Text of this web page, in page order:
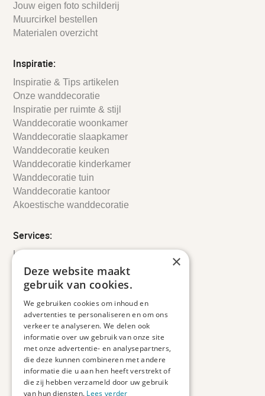
Jouw eigen foto schilderij
Muurcirkel bestellen
Materialen overzicht
Inspiratie:
Inspiratie & Tips artikelen
Onze wanddecoratie
Inspiratie per ruimte & stijl
Wanddecoratie woonkamer
Wanddecoratie slaapkamer
Wanddecoratie keuken
Wanddecoratie kinderkamer
Wanddecoratie tuin
Wanddecoratie kantoor
Akoestische wanddecoratie
Services:
Leveringsinformatie
Retourbeleid
Informatie
Veelgestelde vragen
Duurzaam ondernemen
Contact informatie
Etienne de Pinedaweg 34
3711 CH, Austerlitz
×
Deze website maakt
gebruik van cookies.
We gebruiken cookies om inhoud en
advertenties te personaliseren en om ons
verkeer te analyseren. We delen ook
informatie over uw gebruik van onze site
met onze advertentie- en analysepartners,
die deze kunnen combineren met andere
informatie die u aan hen heeft verstrekt of
die zij hebben verzameld door uw gebruik
van hun diensten. Lees verder